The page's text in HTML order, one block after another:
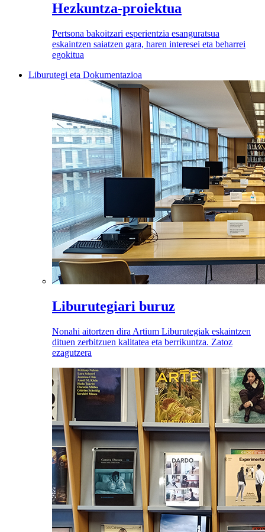
Hezkuntza-proiektua
Pertsona bakoitzari esperientzia esanguratsua
eskaintzen saiatzen gara, haren interesei eta beharrei
egokitua
Liburutegi eta Dokumentazioa
Liburutegiari buruz
Nonahi aitortzen dira Artium Liburutegiak eskaintzen
dituen zerbitzuen kalitatea eta berrikuntza. Zatoz
ezagutzera